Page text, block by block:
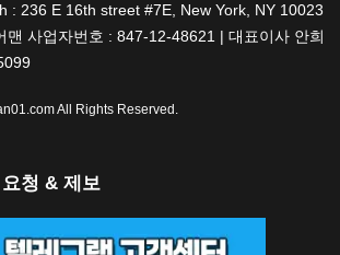
: 236 E 16th street #7E, New York, NY 10023
맨 사업자번호 : 847-12-48621 | 대표이사 안희
All Rights Reserved.
청 & 제보